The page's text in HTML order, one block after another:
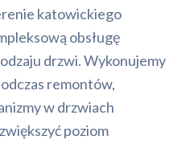
katowickiego
obsługę
drzwi. Wykonujemy
remontów,
w drzwiach
poziom